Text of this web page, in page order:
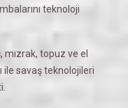
teknoloji
mızrak, topuz ve el
ile savaş teknolojileri